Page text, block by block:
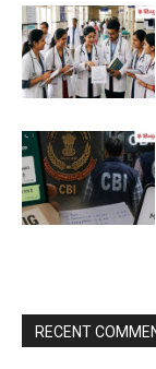
RECENT